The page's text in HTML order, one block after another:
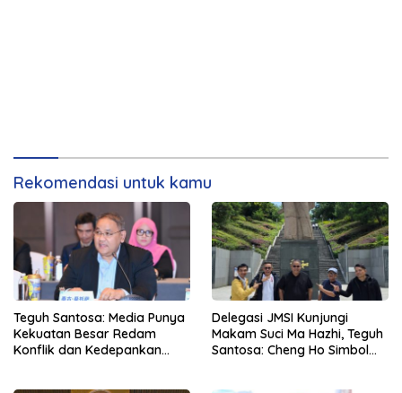
Rekomendasi untuk kamu
Teguh Santosa: Media Punya
Kekuatan Besar Redam
Konflik dan Kedepankan
Delegasi JMSI Kunjungi
Makam Suci Ma Hazhi, Teguh
Santosa: Cheng Ho Simbol